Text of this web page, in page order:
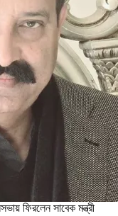
ফিরলেন সাবেক মন্ত্রী